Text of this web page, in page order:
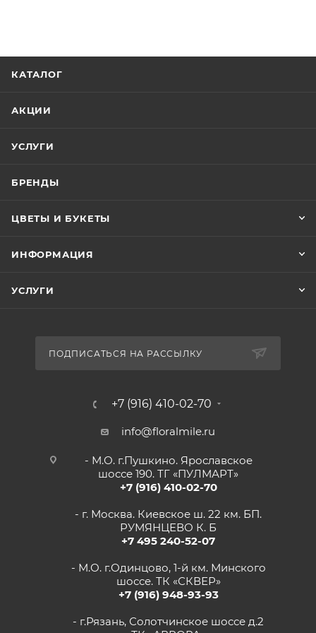
КАТАЛОГ
АКЦИИ
УСЛУГИ
БРЕНДЫ
ЦВЕТЫ И БУКЕТЫ
ИНФОРМАЦИЯ
УСЛУГИ
ПОДПИСАТЬСЯ НА РАССЫЛКУ
+7 (916) 410-02-70
info@floralmile.ru
- М.О. г.Пушкино. Ярославское
шоссе 190. ТГ «ПУЛМАРТ»
+7 (916) 410-02-70
- г. Москва. Киевское ш. 22 км. БП.
РУМЯНЦЕВО К. Б
+7 495 240-52-07
- М.О. г.Одинцово, 1-й км. Минского
шоссе. ТК «СКВЕР»
+7 (916) 948-93-93
- г.Рязань, Солотчинское шоссе д.2